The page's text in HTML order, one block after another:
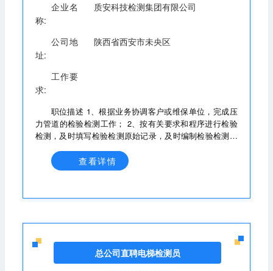
企业名
称:
质安科技检测集团有限公司
公司地
址:
陕西省西安市未央区
工作要
求:
职位描述 1、根据业务协调客户或维保单位，完成压
力管道的检验检测工作； 2、按有关要求和程序进行检验
检测，及时填写检验检测原始记录，及时编制检验检测报
出具或审核检测报告； 4、根据检验任务及岗位，编制现
场检验规程、作业指导书及其它相关技术文件。 5、协助
要求（必备条件）： 1、熟悉压力管道检验相关法律、法
种设备相关检验技术法规和现场检验测试实操，并具备较
员证书； 4、大专及以上学历，材料、机械类教育背景。
有意向可以直接电话联系：177****3117
查看详情
总公司直聘电梯检测员